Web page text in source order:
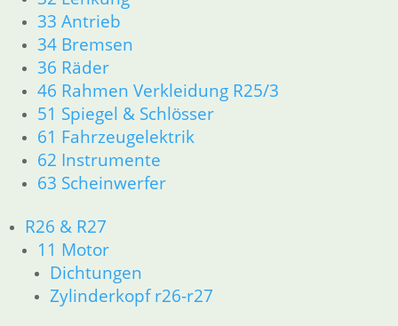
33 Antrieb
34 Bremsen
36 Räder
46 Rahmen Verkleidung R25/3
51 Spiegel & Schlösser
61 Fahrzeugelektrik
62 Instrumente
63 Scheinwerfer
R26 & R27
11 Motor
Dichtungen
Zylinderkopf r26-r27
Warenkorb
Feder für
Schieber in der
1,45€
Artikelnummer:
8048191
inkl. MwSt.
Zündschloss
5,45
Versandkosten